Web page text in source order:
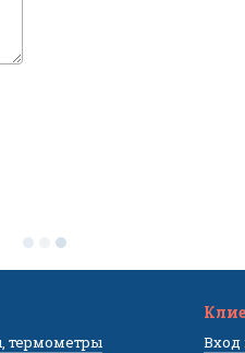
термометры Вход